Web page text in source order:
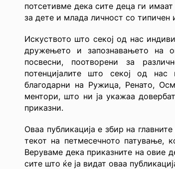
потсетивме дека сите деца ги
за дете и млада личност со типичен
Искуството што секој од нас
дружењето и запознавањето на
посвесни, поотворени за
потенцијалите што секој од
благодарни на Ружица, Ренато,
ментори, што ни ја укажаа
приказни.
Оваа публикација е збир на
текот на петмесечното патување,
Веруваме дека приказните на овие
сите што ќе ја видат оваа